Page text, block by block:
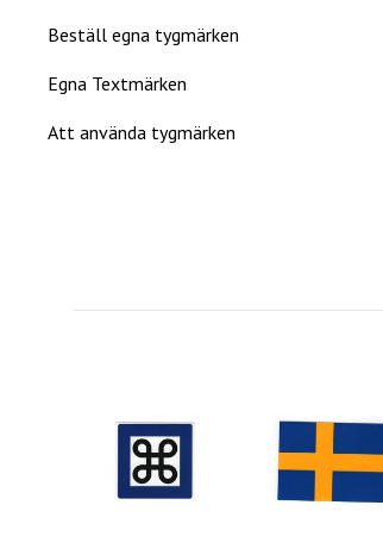
Beställ egna tygmärken
Egna Textmärken
Att använda tygmärken